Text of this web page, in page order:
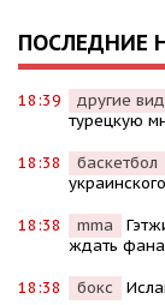
ПОСЛЕДНИЕ
18:39 другие
турецкую
18:38 баскетбол
18:38 mma
ждать
18:38 бокс